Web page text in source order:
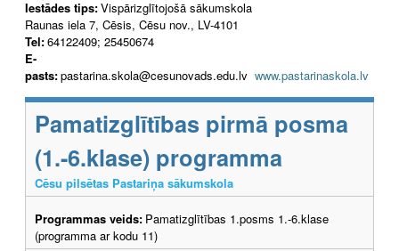
Iestādes tips:Vispārizglītojošā sākumskola
Raunas iela 7, Cēsis, Cēsu nov., LV-4101
Tel:64122409; 25450674
E-
pasts:pastarina.skola@cesunovads.edu.lv www.pastarinaskola.lv
Pamatizglītības pirmā posma
(1.-6.klase) programma
Cēsu pilsētas Pastariņa sākumskola
Programmas veids: Pamatizglītības 1.posms 1.-6.klase
(programma ar kodu 11)